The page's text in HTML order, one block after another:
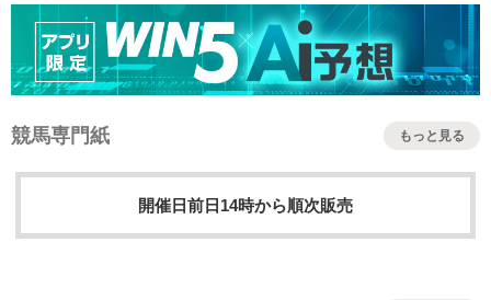
競馬専門紙 もっと見る
開催日前日14時から順次販売